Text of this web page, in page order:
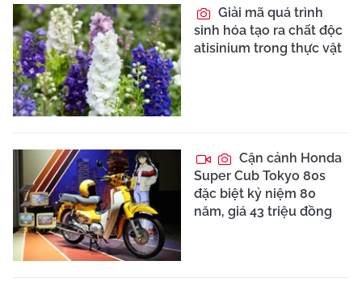
Giải mã quá trình
sinh hóa tạo ra chất độc
atisinium trong thực vật
Cận cảnh Honda
Super Cub Tokyo 80s
đặc biệt kỷ niệm 80
năm, giá 43 triệu đồng